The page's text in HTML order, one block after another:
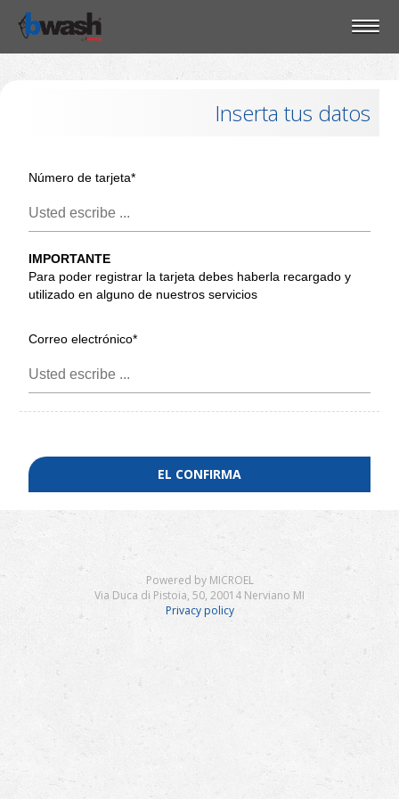
Inserta tus datos
Número de tarjeta*
IMPORTANTE
Para poder registrar la tarjeta debes haberla recargado y
utilizado en alguno de nuestros servicios
Correo electrónico*
EL CONFIRMA
Powered by MICROEL
Via Duca di Pistoia, 50, 20014 Nerviano MI
Privacy policy